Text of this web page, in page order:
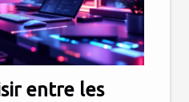
entre les